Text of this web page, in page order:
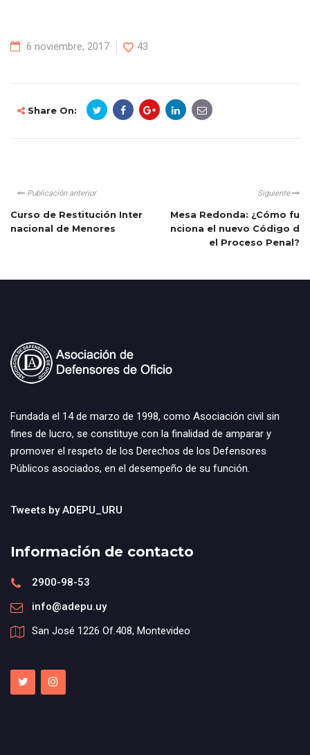
6 noviembre, 2017 43
Share On:
Publicación anterior
Curso de Restitución Inter
nacional de Menores
Siguiente
Mesa Redonda: ¿Cómo fu
nciona el nuevo Código d
el Proceso Penal?
Fundada el 14 de marzo de 1998, como Asociación civil sin
fines de lucro, se constituye con la finalidad de amparar y
promover el respeto de los Derechos de los Defensores
Públicos asociados, en el desempeño de su función.
Tweets by ADEPU_URU
Información de contacto
2900-98-53
info@adepu.uy
San José 1226 Of.408, Montevideo